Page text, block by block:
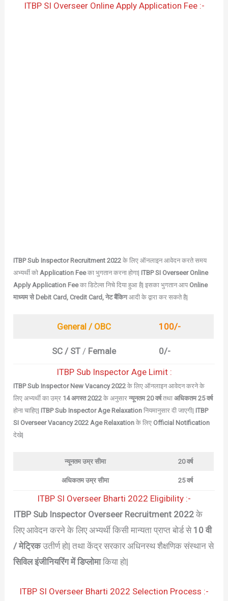
ITBP SI Overseer Online Apply Application Fee :-
ITBP Sub Inspector Recruitment 2022 के लिए ऑनलाइन आवेदन करते समय
अभ्यर्थी को Application Feeका भुगतान करना होगा| ITBP SI Overseer Online
Apply Application Feeका डिटेल्स निचे दिया हुआ है| इसका भुगतान आप Online
माध्यम से Debit Card, Credit Card, नेट बैंकिगआदी के द्वारा कर सकते है|
General / OBC 100/-
SC / ST/ Female 0/-
ITBP Sub Inspector Age Limit :
ITBP Sub Inspector New Vacancy 2022 के लिए ऑनलाइन आवेदन करने के
लिए अभ्यर्थी का उम्र 14 अगस्त 2022 के अनुसारन्यूनतम 20 वर्षतथाअधिकतम 25 वर्ष
होना चाहिए| ITBP Sub Inspector Age Relaxation नियमानुसार दी जाएगी| ITBP
SI Overseer Vacancy 2022 Age Relaxation के लिए Official Notification
देखे|
न्यूनतम उम्र सीमा 20 वर्ष
अधिकतम उम्र सीमा 25 वर्ष
ITBP SI Overseer Bharti 2022 Eligibility :-
ITBP Sub Inspector Overseer Recruitment 2022 के
लिए आवेदन करने के लिए अभ्यर्थी किसी मान्यता प्राप्त बोर्ड से 10 वी
/ मेट्रिकउतीर्ण हो| तथा केंद्र सरकार अधिनस्थ शैक्षणिक संस्थान से
सिविल इंजीनियरिंग में डिप्लोमाकिया हो|
ITBP SI Overseer Bharti 2022 Selection Process :-